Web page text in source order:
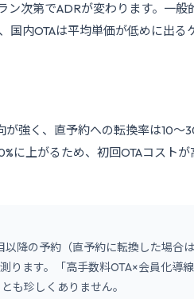
次第でADRが変わります。一般
国内OTAは平均単価が低めに出る
強く、直予約への転換率は10〜
に上がるため、初回OTAコスト
降の予約（直予約に転換した場合
ります。「高手数料OTA×会員化導
も珍しくありません。